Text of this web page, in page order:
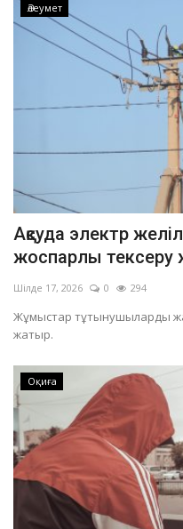
Әлеумет
Ақсуда электр
жоспарлы тексеру
Шілде 17, 2026 0 294
Жұмыстар тұтынушыларды
жатыр.
Оқиға